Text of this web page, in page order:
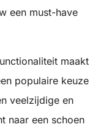
een must-have
maakt
populaire keuze
veelzijdige en
naar een schoen